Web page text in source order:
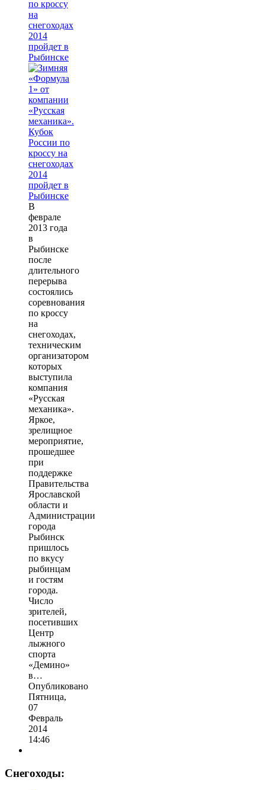
по кроссу
на
снегоходах
2014
пройдет в
Рыбинске
В
феврале
2013 года
в
Рыбинске
после
длительного
перерыва
состоялись
соревнования
по кроссу
на
снегоходах,
техническим
организатором
которых
выступила
компания
«Русская
механика».
Яркое,
зрелищное
мероприятие,
прошедшее
при
поддержке
Правительства
Ярославской
области и
Администрации
города
Рыбинск
пришлось
по вкусу
рыбинцам
и гостям
города.
Число
зрителей,
посетивших
Центр
лыжного
спорта
«Демино»
в…
Опубликовано
Пятница,
07
Февраль
2014
14:46
Снегоходы: